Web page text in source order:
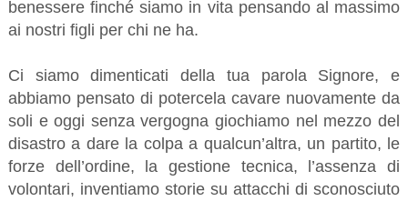
benessere finché siamo in vita pensando al massimo
ai nostri figli per chi ne ha.
Ci siamo dimenticati della tua parola Signore, e
abbiamo pensato di potercela cavare nuovamente da
soli e oggi senza vergogna giochiamo nel mezzo del
disastro a dare la colpa a qualcun’altra, un partito, le
forze dell’ordine, la gestione tecnica, l’assenza di
volontari, inventiamo storie su attacchi di sconosciuto